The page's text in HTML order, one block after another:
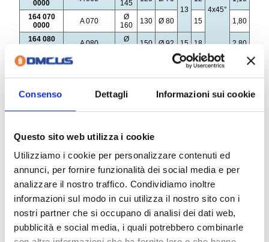
Consenso Dettagli Informazioni sui cookie
Questo sito web utilizza i cookie
Utilizziamo i cookie per personalizzare contenuti ed
annunci, per fornire funzionalità dei social media e per
analizzare il nostro traffico. Condividiamo inoltre
informazioni sul modo in cui utilizza il nostro sito con i
nostri partner che si occupano di analisi dei dati web,
pubblicità e social media, i quali potrebbero combinarle